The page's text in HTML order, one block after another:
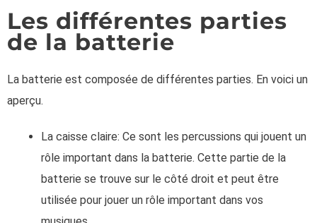
Les différentes parties
de la batterie
La batterie est composée de différentes parties. En voici un
aperçu.
La caisse claire: Ce sont les percussions qui jouent un
rôle important dans la batterie. Cette partie de la
batterie se trouve sur le côté droit et peut être
utilisée pour jouer un rôle important dans vos